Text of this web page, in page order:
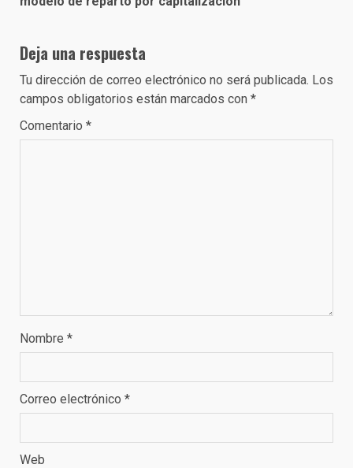
Deja una respuesta
Tu dirección de correo electrónico no será publicada. Los
campos obligatorios están marcados con *
Comentario *
Nombre *
Correo electrónico *
Web